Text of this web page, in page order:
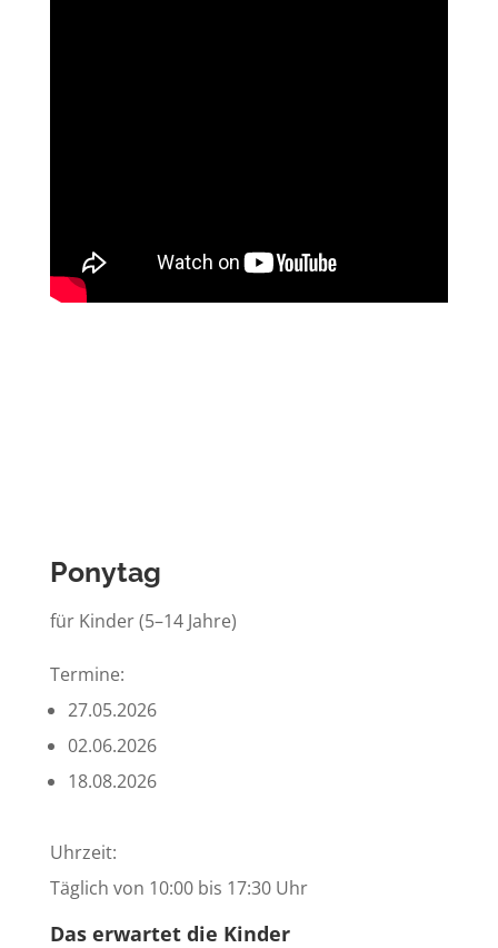
Ponytag
für Kinder (5–14 Jahre)
Termine:
27.05.2026
02.06.2026
18.08.2026
Uhrzeit:
Täglich von 10:00 bis 17:30 Uhr
Das erwartet die Kinder